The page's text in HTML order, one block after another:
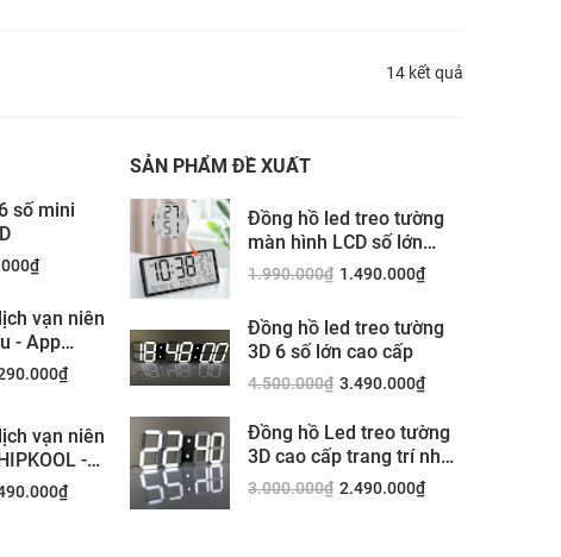
14 kết quả
số mini
₫
vạn niên
- App
₫
vạn niên
-
₫
SẢN PHẨM ĐỀ XUẤT
Đồng hồ led treo tường
màn hình LCD số lớn
Nhiệt độ và độ ẩm -
1.990.000₫ 1.490.000₫
Đồng hồ led treo tường
3D 6 số lớn cao cấp
4.500.000₫ 3.490.000₫
Đồng hồ Led treo tường
3D cao cấp trang trí nhà
đẹp
3.000.000₫ 2.490.000₫